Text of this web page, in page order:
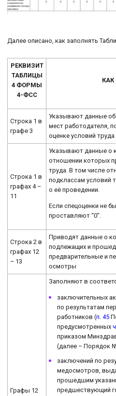
Далее описано, как заполнять
РЕКВИЗИТ
ТАБЛИЦЫ
4 ФОРМЫ
4-ФСС
КАК
Строка 1 в
графе 3
Указывают данные
мест работодателя,
оценке условий труда
Строка 1 в
графах 4 –
11
Указывают данные о
отношении которых
труда. В том числе
подклассам условий
о её проведении.
Если спецоценки не
проставляют “0”.
Строка 2 в
графах 12
– 13
Приводят данные о
подлежащих и
предварительные и
осмотры
Графы 12
Заполняют в
заключительных
по результатам
работников (п. 45
предусмотренных
приказом
(далее – Порядок
заключений по
медосмотров,
прошедшим
предшествующий